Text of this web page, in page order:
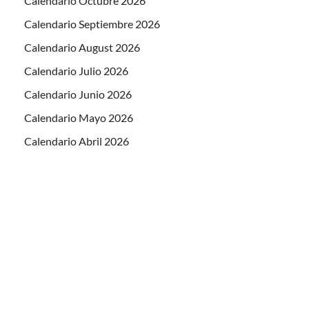
Calendario Septiembre 2026
Calendario August 2026
Calendario Julio 2026
Calendario Junio 2026
Calendario Mayo 2026
Calendario Abril 2026